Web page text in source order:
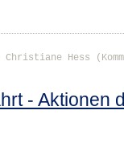
Christiane Hess
- Aktionen